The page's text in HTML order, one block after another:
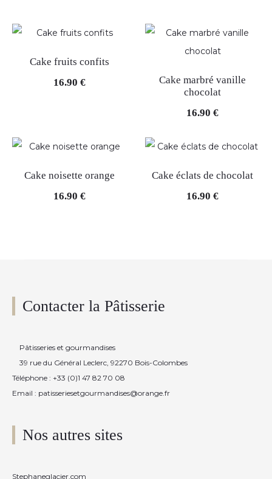
Cake fruits confits
16.90 €
Cake marbré vanille
chocolat
16.90 €
Cake noisette orange
16.90 €
Cake éclats de chocolat
16.90 €
Contacter la Pâtisserie
Pâtisseries et gourmandises
39 rue du Général Leclerc, 92270 Bois-Colombes
Téléphone : +33 (0)1 47 82 70 08
Email : patisseriesetgourmandises@orange.fr
Nos autres sites
Stephaneglacier.com